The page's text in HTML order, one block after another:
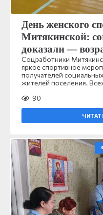
День женского
Митякинской:
доказали —
Соцработники
яркое спортивное
получателей
жителей поселения.
90